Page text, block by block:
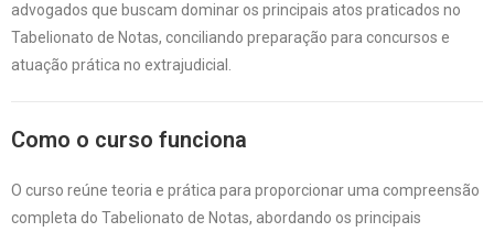
advogados que buscam dominar os principais atos praticados no
Tabelionato de Notas, conciliando preparação para concursos e
atuação prática no extrajudicial.
Como o curso funciona
O curso reúne teoria e prática para proporcionar uma compreensão
completa do Tabelionato de Notas, abordando os principais